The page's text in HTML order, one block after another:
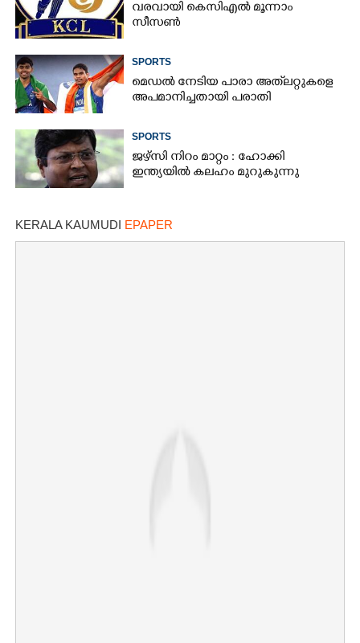
വരവായി കെസിഎൽ മൂന്നാം
സീസൺ
SPORTS
മെഡൽ നേടിയ പാരാ അത്‌ലറ്റുകളെ
അപമാനിച്ചതായി പരാതി
SPORTS
ജഴ്സി നിറം മാറ്റം : ഹോക്കി
ഇന്ത്യയിൽ കലഹം മുറുകുന്നു
KERALA KAUMUDI EPAPER